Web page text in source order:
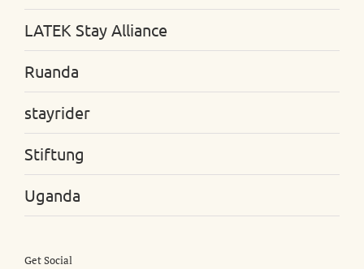
LATEK Stay Alliance
Ruanda
stayrider
Stiftung
Uganda
Get Social